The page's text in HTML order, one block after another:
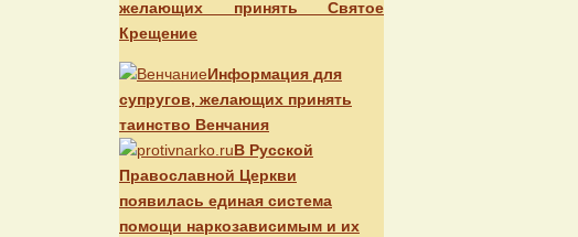
желающих принять Святое
Крещение
Информация для
супругов, желающих принять
таинство Венчания
В Русской
Православной Церкви
появилась единая система
помощи наркозависимым и их